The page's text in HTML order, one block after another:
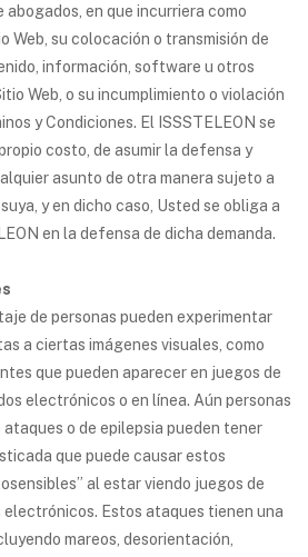
en que incurriera como
Web, su colocación o transmisión de
información, software u otros
Web, o su incumplimiento o violación
y Condiciones. El ISSSTELEON se
costo, de asumir la defensa y
asunto de otra manera sujeto a
y en dicho caso, Usted se obliga a
en la defensa de dicha demanda.
de personas pueden experimentar
a ciertas imágenes visuales, como
que pueden aparecer en juegos de
electrónicos o en línea. Aún personas
o de epilepsia pueden tener
que puede causar estos
al estar viendo juegos de
Estos ataques tienen una
mareos, desorientación,